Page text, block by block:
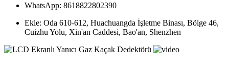
WhatsApp: 8618822802390
Ekle: Oda 610-612, Huachuangda İşletme Binası, Bölge 46,
Cuizhu Yolu, Xin'an Caddesi, Bao'an, Shenzhen